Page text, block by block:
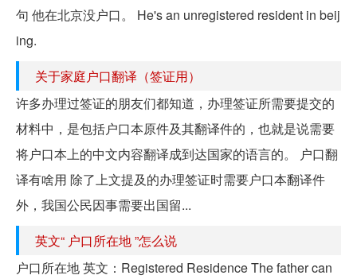
句 他在北京没户口。 He's an unregistered resident in beij
ing.
关于家庭户口翻译（签证用）
许多办理过签证的朋友们都知道，办理签证所需要提交的
材料中，是包括户口本原件及其翻译件的，也就是说需要
将户口本上的中文内容翻译成到达国家的语言的。 户口翻
译有啥用 除了上文提及的办理签证时需要户口本翻译件
外，我国公民因事需要出国留...
英文“ 户口所在地 ”怎么说
户口所在地 英文：Registered Residence The father can